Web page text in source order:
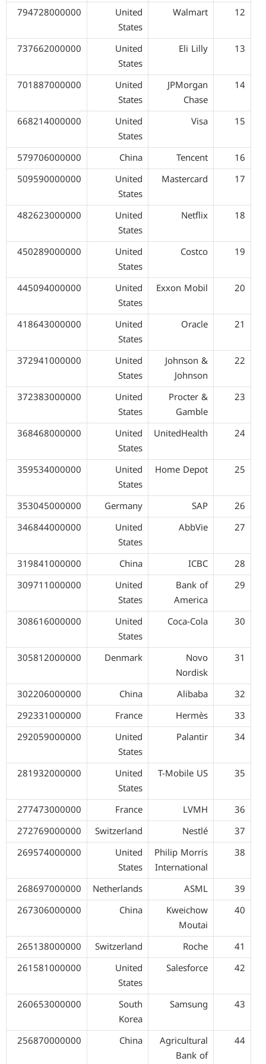
12
Walmart
United
States
794728000000
13
Eli Lilly
United
States
737662000000
14
JPMorgan
Chase
United
States
701887000000
15
Visa
United
States
668214000000
16
Tencent
China
579706000000
17
Mastercard
United
States
509590000000
18
Netflix
United
States
482623000000
19
Costco
United
States
450289000000
20
Exxon Mobil
United
States
445094000000
21
Oracle
United
States
418643000000
22
Johnson &
Johnson
United
States
372941000000
23
Procter &
Gamble
United
States
372383000000
24
UnitedHealth
United
States
368468000000
25
Home Depot
United
States
359534000000
26
SAP
Germany
353045000000
27
AbbVie
United
States
346844000000
28
ICBC
China
319841000000
29
Bank of
America
United
States
309711000000
30
Coca-Cola
United
States
308616000000
31
Novo
Nordisk
Denmark
305812000000
32
Alibaba
China
302206000000
33
Hermès
France
292331000000
34
Palantir
United
States
292059000000
35
T-Mobile US
United
States
281932000000
36
LVMH
France
277473000000
37
Nestlé
Switzerland
272769000000
38
Philip Morris
International
United
States
269574000000
39
ASML
Netherlands
268697000000
40
Kweichow
Moutai
China
267306000000
41
Roche
Switzerland
265138000000
42
Salesforce
United
States
261581000000
43
Samsung
South
Korea
260653000000
44
Agricultural
Bank of
China
256870000000